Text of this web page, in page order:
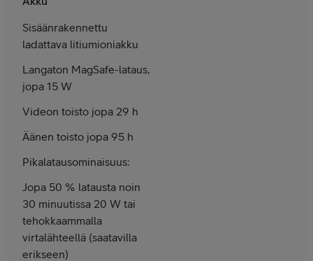
Sisäänrakennettu
ladattava litiumioniakku
Langaton MagSafe-lataus,
jopa 15 W
Videon toisto jopa 29 h
Äänen toisto jopa 95 h
Pika­latausominaisuus:
Jopa 50 % latausta noin
30 minuutissa 20 W tai
tehokkaammalla
virtalähteellä (saatavilla
erikseen)